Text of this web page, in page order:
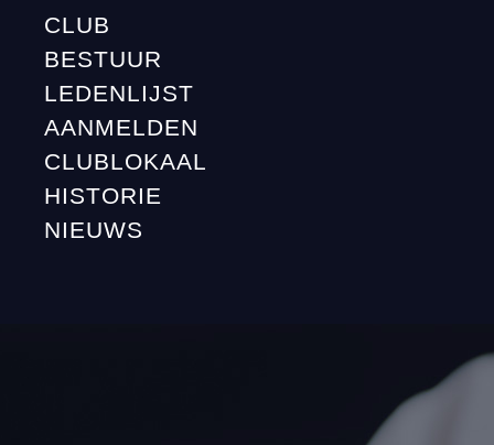
CLUB
BESTUUR
LEDENLIJST
AANMELDEN
CLUBLOKAAL
HISTORIE
NIEUWS